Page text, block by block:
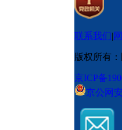
联系我们|
版权所有
京ICP备
京公网